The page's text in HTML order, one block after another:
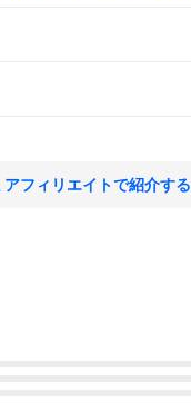
アフィリエイトで紹介する